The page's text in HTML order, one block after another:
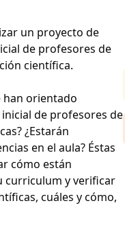
un proyecto de
de profesores de
científica.
han orientado
de profesores de
¿Estarán
en el aula? Éstas
cómo están
curriculum y verificar
cuáles y cómo,